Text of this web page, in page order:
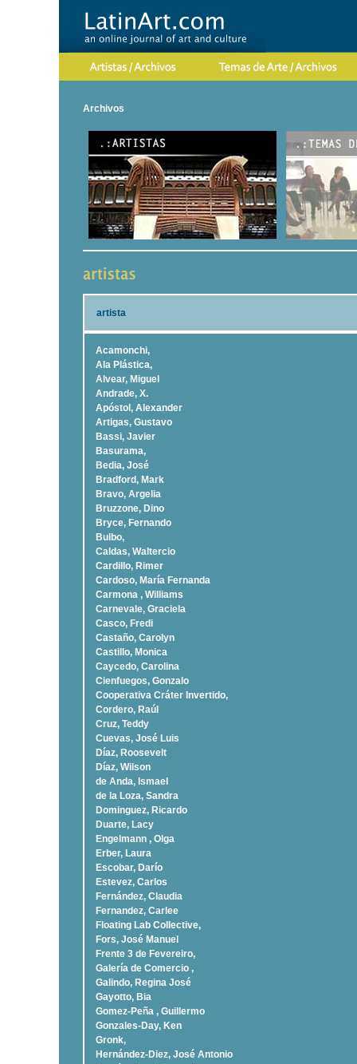
Archivos
artista
Acamonchi,
Ala Plástica,
Alvear, Miguel
Andrade, X.
Apóstol, Alexander
Artigas, Gustavo
Bassi, Javier
Basurama,
Bedia, José
Bradford, Mark
Bravo, Argelia
Bruzzone, Dino
Bryce, Fernando
Bulbo,
Caldas, Waltercio
Cardillo, Rimer
Cardoso, Marí­a Fernanda
Carmona , Williams
Carnevale, Graciela
Casco, Fredi
Castaño, Carolyn
Castillo, Monica
Caycedo, Carolina
Cienfuegos, Gonzalo
Cooperativa Cráter Invertido,
Cordero, Raúl
Cruz, Teddy
Cuevas, José Luis
Díaz, Roosevelt
Dí­az, Wilson
de Anda, Ismael
de la Loza, Sandra
Dominguez, Ricardo
Duarte, Lacy
Engelmann , Olga
Erber, Laura
Escobar, Darío
Estevez, Carlos
Fernández, Claudia
Fernandez, Carlee
Floating Lab Collective,
Fors, José Manuel
Frente 3 de Fevereiro,
Galería de Comercio ,
Galindo, Regina José
Gayotto, Bia
Gomez-Peña , Guillermo
Gonzales-Day, Ken
Gronk,
Hernández-Diez, José Antonio